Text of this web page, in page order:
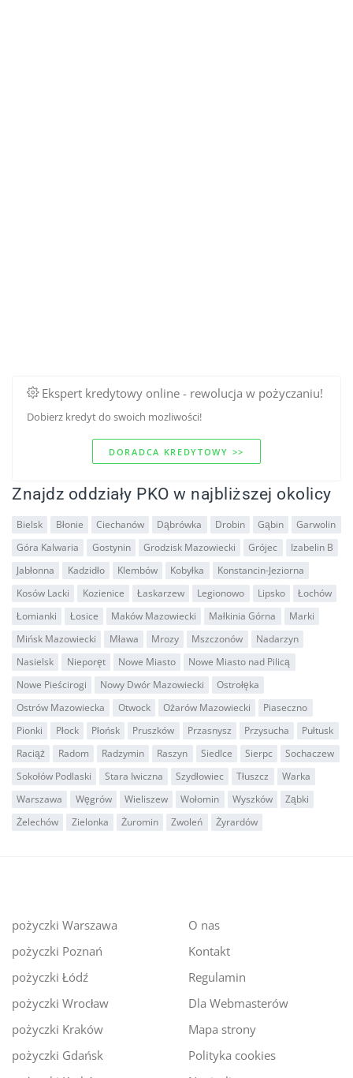
Ekspert kredytowy online - rewolucja w pożyczaniu!
Dobierz kredyt do swoich mozliwości!
DORADCA KREDYTOWY >>
Znajdz oddziały PKO w najbliższej okolicy
Bielsk Błonie Ciechanów Dąbrówka Drobin Gąbin
Garwolin
Góra Kalwaria
Gostynin Grodzisk Mazowiecki Grójec
Izabelin B
Jabłonna
Kadzidło Klembów Kobyłka
Konstancin-Jeziorna
Kosów Lacki
Kozienice Łaskarzew Legionowo Lipsko
Łochów
Łomianki
Łosice Maków Mazowiecki Małkinia Górna
Marki
Mińsk Mazowiecki
Mława Mrozy Mszczonów
Nadarzyn
Nasielsk
Nieporęt Nowe Miasto
Nowe Miasto nad Pilicą
Nowe Pieścirogi
Nowy Dwór Mazowiecki
Ostrołęka
Ostrów Mazowiecka
Otwock Ożarów Mazowiecki
Piaseczno
Pionki
Płock Płońsk Pruszków Przasnysz Przysucha
Pułtusk
Raciąż
Radom Radzymin Raszyn Siedlce Sierpc
Sochaczew
Sokołów Podlaski
Stara Iwiczna Szydłowiec Tłuszcz
Warka
Warszawa
Węgrów Wieliszew Wołomin Wyszków
Ząbki
Żelechów
Zielonka Żuromin Zwoleń Żyrardów
pożyczki Warszawa
pożyczki Poznań
pożyczki Łódź
pożyczki Wrocław
pożyczki Kraków
pożyczki Gdańsk
O nas
Kontakt
Regulamin
Dla Webmasterów
Mapa strony
Polityka cookies